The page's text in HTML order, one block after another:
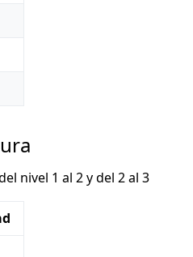
nivel 1 al 2 y del 2 al 3